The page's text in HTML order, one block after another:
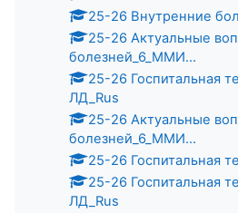
25-26 Внутренние
25-26 Актуальные
болезней_6_ММИ...
25-26 Госпитальная
ЛД_Rus
25-26 Актуальные
болезней_6_ММИ...
25-26 Госпитальная
25-26 Госпитальная
ЛД_Rus